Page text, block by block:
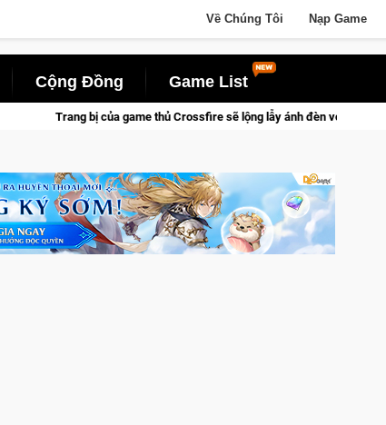
Về Chúng Tôi Nạp Game
Cộng Đồng Game List
Crossfire sẽ lộng lẫy ánh đèn với Kho Báu Hoàng Gia Sapphire Neon Punk